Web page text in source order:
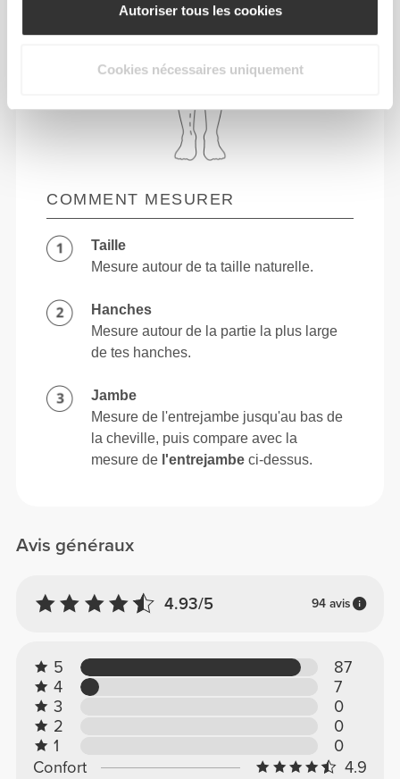
Autoriser tous les cookies
Cookies nécessaires uniquement
Avis généraux
4.93/5 94 avis
5
87
4
7
3
0
2
0
1
0
Confort
4.9
COMMENT MESURER
Taille
Mesure autour de ta taille naturelle.
Hanches
Mesure autour de la partie la plus large
de tes hanches.
Jambe
Mesure de l'entrejambe jusqu'au bas de
la cheville, puis compare avec la
mesure de l'entrejambe ci-dessus.